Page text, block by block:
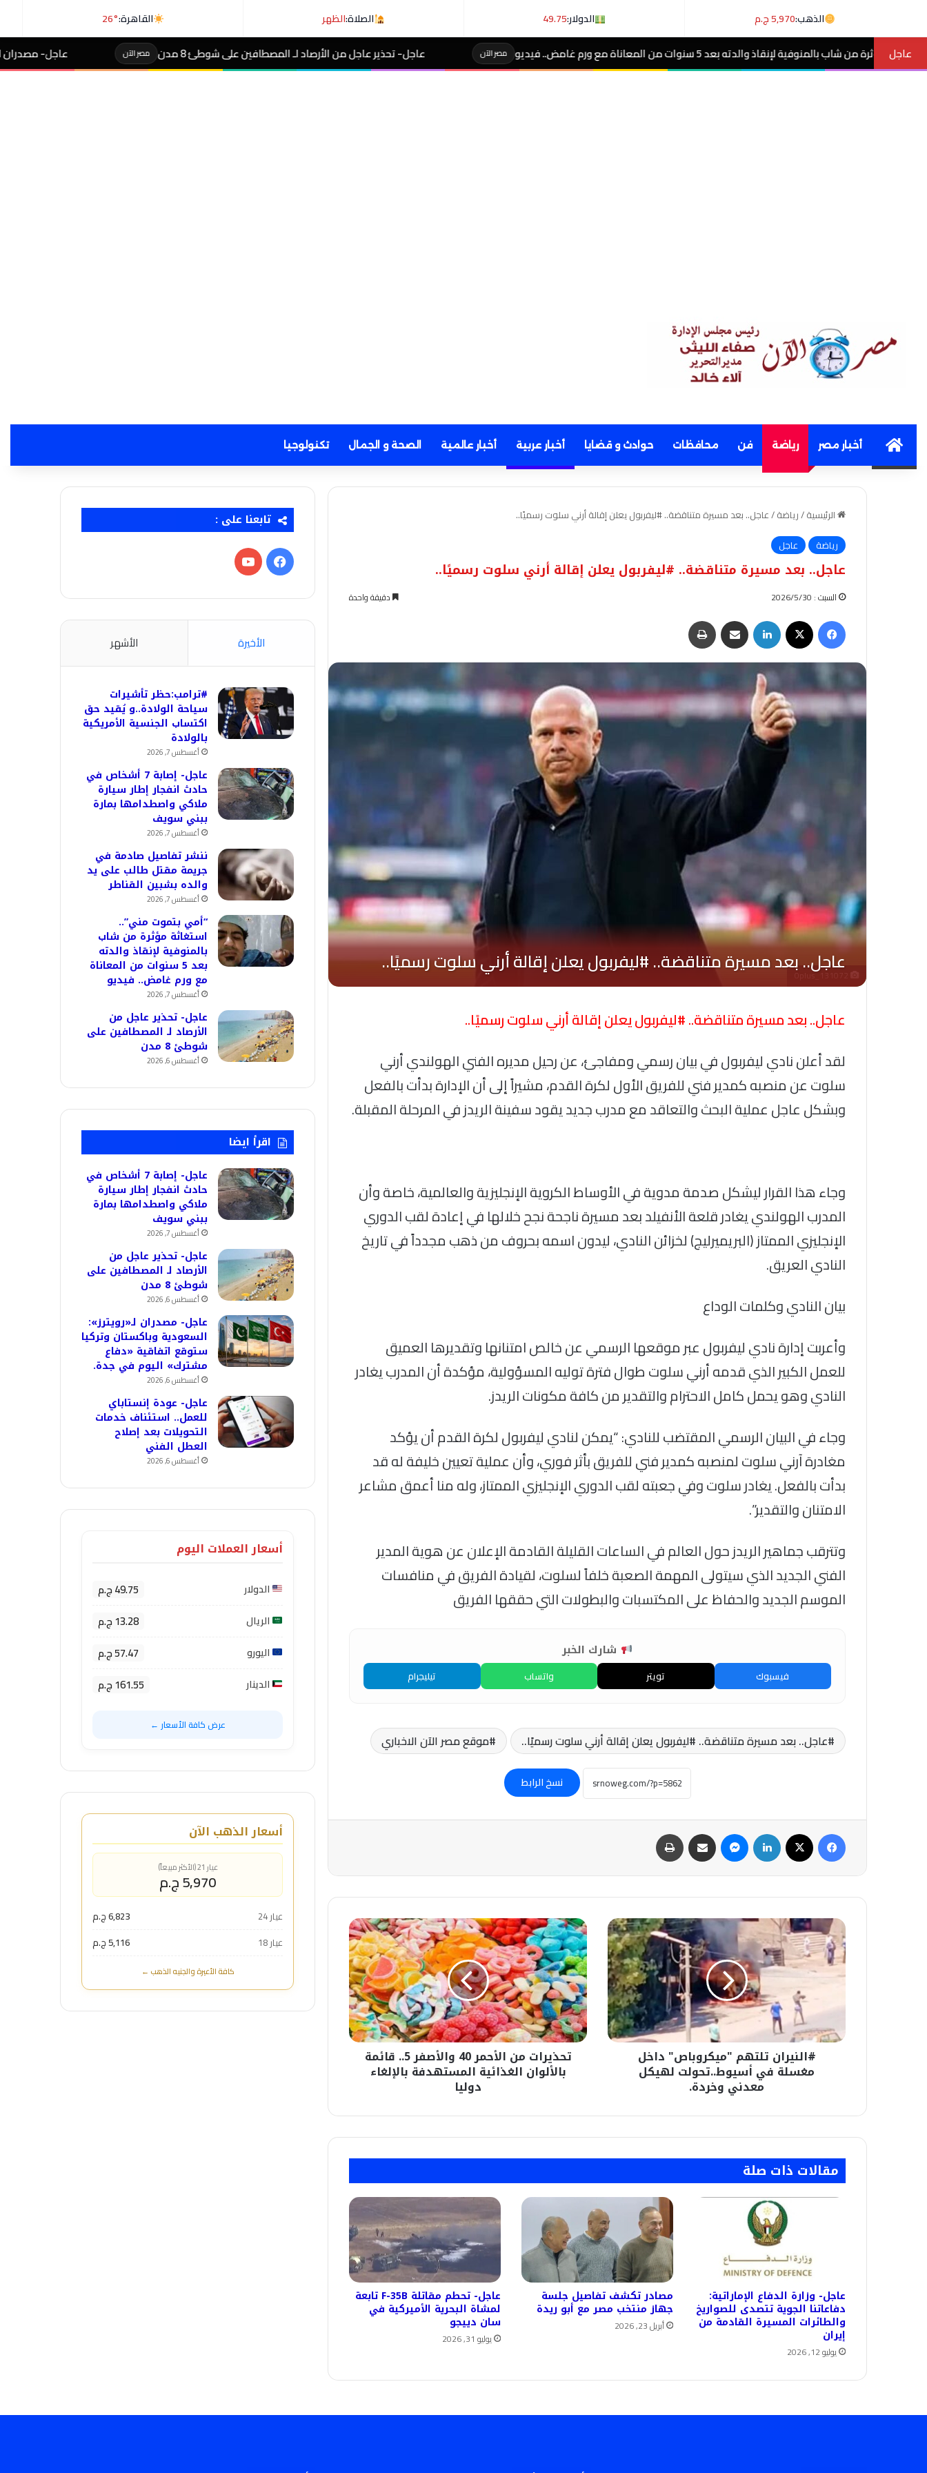
الذهب:5,970 ج.م الدولار:49.75 الصلاة:الظهر القاهرة:26°
عاجل
سنوات من المعاناة مع ورم غامض.. فيديو مصر الآن عاجل- تحذير عاجل من الأرصاد لـ المصطافين على شوطئ 8 مدن مصر الآن عاجل- مصدران لـ«رويترز»: السعودية
Homeأخبار مصر رياضة فن محافظات حوادث و قضايا أخبار عربية أخبار عالمية الصحة و الجمال تكنولوجيا
الرئيسية/رياضة/عاجل.. بعد مسيرة متناقضة.. #ليفربول يعلن إقالة أرني سلوت رسميًا..
رياضة
عاجل
عاجل.. بعد مسيرة متناقضة.. #ليفربول يعلن إقالة أرني سلوت رسميًا..
السبت : 2026/5/30 دقيقة واحدة
فيسبوك لينكدإن مشاركة عبر البريد
عاجل.. بعد مسيرة متناقضة.. #ليفربول يعلن إقالة أرني سلوت رسميًا..
لقد أعلن نادي ليفربول في بيان رسمي ومفاجئ، عن رحيل مديره الفني الهولندي أرني
سلوت عن منصبه كمدير فني للفريق الأول لكرة القدم، مشيراً إلى أن الإدارة بدأت بالفعل
وبشكل عاجل عملية البحث والتعاقد مع مدرب جديد يقود سفينة الريدز في المرحلة المقبلة.
وجاء هذا القرار ليشكل صدمة مدوية في الأوساط الكروية الإنجليزية والعالمية، خاصة وأن
المدرب الهولندي يغادر قلعة الأنفيلد بعد مسيرة ناجحة نجح خلالها في إعادة لقب الدوري
الإنجليزي الممتاز (البريميرليج) لخزائن النادي، ليدون اسمه بحروف من ذهب مجدداً في تاريخ
النادي العريق.
بيان النادي وكلمات الوداع
وأعربت إدارة نادي ليفربول عبر موقعها الرسمي عن خالص امتنانها وتقديرها العميق
للعمل الكبير الذي قدمه أرني سلوت طوال فترة توليه المسؤولية، مؤكدة أن المدرب يغادر
النادي وهو يحمل كامل الاحترام والتقدير من كافة مكونات الريدز.
وجاء في البيان الرسمي المقتضب للنادي: “يمكن لنادي ليفربول لكرة القدم أن يؤكد
مغادرة آرني سلوت لمنصبه كمدير فني للفريق بأثر فوري، وأن عملية تعيين خليفة له قد
بدأت بالفعل. يغادر سلوت وفي جعبته لقب الدوري الإنجليزي الممتاز، وله منا أعمق مشاعر
الامتنان والتقدير”.
وتترقب جماهير الريدز حول العالم في الساعات القليلة القادمة الإعلان عن هوية المدير
الفني الجديد الذي سيتولى المهمة الصعبة خلفاً لسلوت، لقيادة الفريق في منافسات
الموسم الجديد والحفاظ على المكتسبات والبطولات التي حققها الفريق
شارك الخبر
فيسبوك تويتر واتساب تيليجرام
عاجل.. بعد مسيرة متناقضة.. #ليفربول يعلن إقالة أرني سلوت رسميًا.. موقع مصر الآن الاخباري
نسخ الرابط
فيسبوك لينكدإن ماسنجر مشاركة عبر البريد
#النيران
تلتهم
"ميكروباص"
داخل
مغسلة
أسيوط..تحولت
لهيكل
معدني
#النيران تلتهم "ميكروباص" داخل
مغسلة في أسيوط..تحولت لهيكل
معدني وخردة.
تحذيرات
من
الأحمر
40
والأصفر
5..
قائمة
بالألوان
الغذائية
المستهدفة
بالإلغاء
تحذيرات من الأحمر 40 والأصفر 5.. قائمة
بالألوان الغذائية المستهدفة بالإلغاء
دوليا
مقالات ذات صلة
عاجل- وزارة الدفاع الإماراتية:
دفاعاتنا الجوية تتصدى للصواريخ
والطائرات المسيرة القادمة من
إيران
يوليو 12, 2026
مصادر تكشف تفاصيل جلسة
جهاز منتخب مصر مع أبو ريدة
أبريل 23, 2026
عاجل- تحطم مقاتلة F-35B تابعة
لمشاة البحرية الأميركية في
سان دييجو
يوليو 31, 2026
تابعنا على :
فيسبوك‫YouTube
الأخيرة الأشهر
#ترامب:حظر تأشيرات
سياحة الولادة..و يُقيد حق
اكتساب الجنسية الأمريكية
بالولادة
أغسطس 7, 2026
عاجل- إصابة 7 أشخاص في
حادث انفجار إطار سيارة
ملاكي واصطدامها بمارة
ببني سويف
أغسطس 7, 2026
ننشر تفاصيل صادمة في
جريمة مقتل طالب على يد
والده بشبين القناطر
أغسطس 7, 2026
“أمي بتموت مني”..
استغاثة مؤثرة من شاب
بالمنوفية لإنقاذ والدته
بعد 5 سنوات من المعاناة
مع ورم غامض.. فيديو
أغسطس 7, 2026
عاجل- تحذير عاجل من
الأرصاد لـ المصطافين على
شوطئ 8 مدن
أغسطس 6, 2026
اقرأ ايضا
عاجل- إصابة 7 أشخاص في
حادث انفجار إطار سيارة
ملاكي واصطدامها بمارة
ببني سويف
أغسطس 7, 2026
عاجل- تحذير عاجل من
الأرصاد لـ المصطافين على
شوطئ 8 مدن
أغسطس 6, 2026
عاجل- مصدران لـ«رويترز»:
السعودية وباكستان وتركيا
ستوقع اتفاقية «دفاع
مشترك» اليوم في جدة.
أغسطس 6, 2026
عاجل- عودة إنستاباي
للعمل.. استئناف خدمات
التحويلات بعد إصلاح
العطل الفني
أغسطس 6, 2026
أسعار العملات اليوم
الدولار 49.75 ج.م
الريال 13.28 ج.م
اليورو 57.47 ج.م
الدينار 161.55 ج.م
عرض كافة الأسعار ←
أسعار الذهب الآن
عيار 21 (الأكثر مبيعاً)
5,970 ج.م
عيار 24
6,823 ج.م
عيار 18
5,116 ج.م
كافة الأعيرة والجنيه الذهب ←